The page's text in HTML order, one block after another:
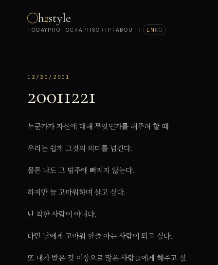
h2style
TODAY PHOTOGRAPH SCRIPTABOUT | EN KO
12/20/2001
20011221
누군가가 자신에 대해 무엇인가를 해주려 할 때
우리는 쉽게 그것의 의미를 넘긴다.
물론 나도 그 범주에 빠지지 않는다.
하지만 늘 고마워하며 살고 싶다.
난 착한 사람이 아니다.
다만 남에게 고마워 할줄 아는 사람이 되고 싶다.
또 내가 받은 것 이상으로 많은 사람들에게 해주고 싶